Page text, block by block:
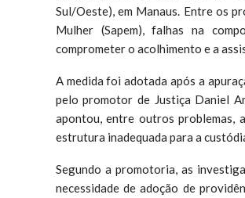
Sul/Oeste), em Manaus. Entre os
Mulher (Sapem), falhas na
comprometer o acolhimento e a
A medida foi adotada após a
pelo promotor de Justiça Daniel
apontou, entre outros problemas,
estrutura inadequada para a
Segundo a promotoria, as
necessidade de adoção de